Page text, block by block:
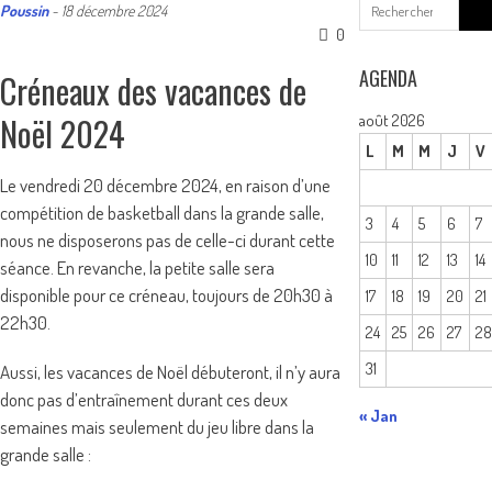
Poussin - 18 décembre 2024
0
Créneaux des vacances de
Noël 2024
Le vendredi 20 décembre 2024, en raison d’une
compétition de basketball dans la grande salle,
nous ne disposerons pas de celle-ci durant cette
séance. En revanche, la petite salle sera
disponible pour ce créneau, toujours de 20h30 à
22h30.
Aussi, les vacances de Noël débuteront, il n’y aura
donc pas d’entraînement durant ces deux
semaines mais seulement du jeu libre dans la
grande salle :
for:
AGENDA
août 2026
L
M M J V
3 4 5 6
7
10
11 12 13
14
17
18 19 20
21
24 25 26 27
28
31
« Jan